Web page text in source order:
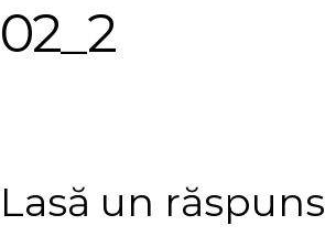
02_2
Lasă un răspuns